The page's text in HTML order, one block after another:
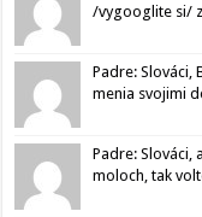
/vygooglite si/
Padre: Slováci,
menia svojimi
Padre: Slováci,
moloch, tak